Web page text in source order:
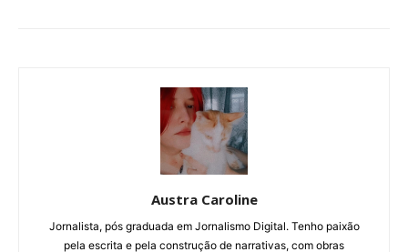
Austra Caroline
Jornalista, pós graduada em Jornalismo Digital. Tenho paixão
pela escrita e pela construção de narrativas, com obras